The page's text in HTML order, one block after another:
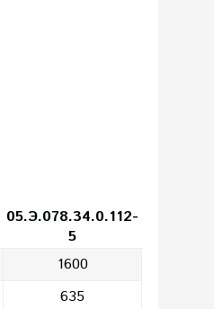
05.Э.078.34.0.112-
5
1600
635